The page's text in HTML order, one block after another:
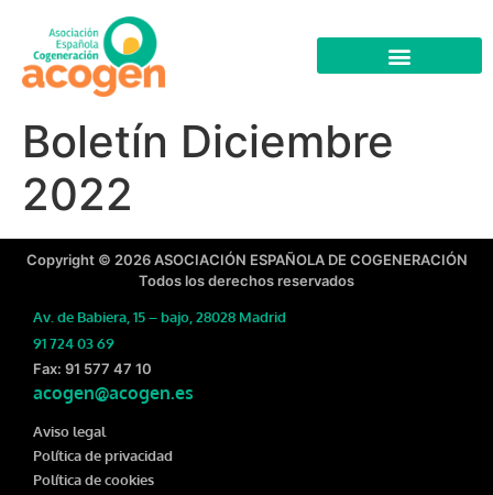
Boletín Diciembre
2022
Copyright © 2026 ASOCIACIÓN ESPAÑOLA DE COGENERACIÓN
Todos los derechos reservados
Av. de Babiera, 15 – bajo, 28028 Madrid
91 724 03 69
Fax: 91 577 47 10
acogen@acogen.es
Aviso legal
Política de privacidad
Política de cookies